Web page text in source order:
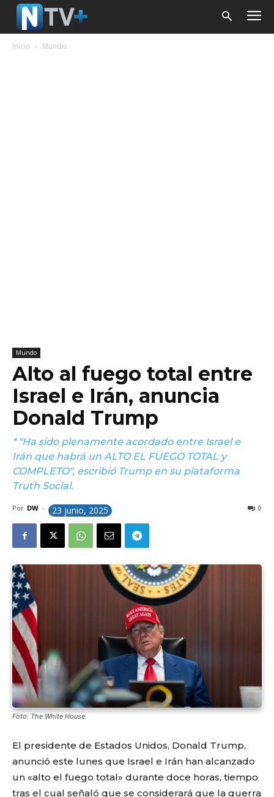
Inicio Mundo
Mundo
Alto al fuego total entre
Israel e Irán, anuncia
Donald Trump
* "Ha sido plenamente acordado entre Israel e
Irán que habrá un ALTO EL FUEGO TOTAL y
COMPLETO", escribió Trump en su plataforma
Truth Social.
Por DW - 23 junio, 2025 0
Foto: The White House
El presidente de Estados Unidos, Donald Trump,
anunció este lunes que Israel e Irán han alcanzado
un «alto el fuego total» durante doce horas, tiempo
tras el cual señaló que se considerará que la guerra